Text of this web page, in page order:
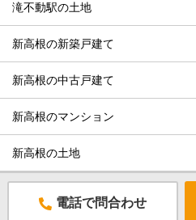
滝不動駅の土地
新高根の新築戸建て
新高根の中古戸建て
新高根のマンション
新高根の土地
電話で問合わせ